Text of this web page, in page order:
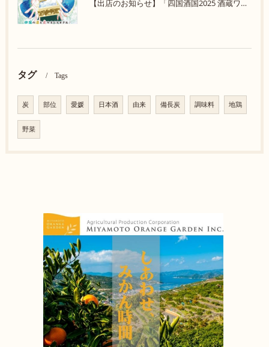
【出店のお知らせ】「四国酒国2025 酒蔵ワンダーランド in 大阪」に参加します！
タグ Tags
炭 部位 愛媛 日本酒 由来 備長炭 調味料 地鶏
野菜